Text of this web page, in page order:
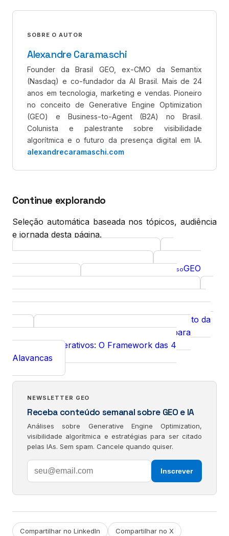
SOBRE O AUTOR
Alexandre Caramaschi
Founder da Brasil GEO, ex-CMO da Semantix
(Nasdaq) e co-fundador da AI Brasil. Mais de 24
anos em tecnologia, marketing e vendas. Pioneiro
no conceito de Generative Engine Optimization
(GEO) e Business-to-Agent (B2A) no Brasil.
Colunista e palestrante sobre visibilidade
algorítmica e o futuro da presença digital em IA.
alexandrecaramaschi.com
Continue explorando
Seleção automática baseada nos tópicos, audiência
e jornada desta página.
Diagnóstico GEO gratuito CursoGEO
Construir Confiança no Grafo de Conhecimento da
Metodologia de Otimização para
Motores Generativos: O Framework das 4
Alavancas
NEWSLETTER GEO
Receba conteúdo semanal sobre GEO e IA
Análises sobre Generative Engine Optimization,
visibilidade algorítmica e estratégias para ser citado
pelas IAs. Sem spam. Cancele quando quiser.
Inscrever
Compartilhar no LinkedIn
Compartilhar no X